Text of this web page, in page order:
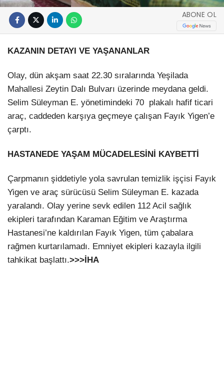
ABONE OL
KAZANIN DETAYI VE YAŞANANLAR
Olay, dün akşam saat 22.30 sıralarında Yeşilada
Mahallesi Zeytin Dalı Bulvarı üzerinde meydana geldi.
Selim Süleyman E. yönetimindeki 70 plakalı hafif ticari
araç, caddeden karşıya geçmeye çalışan Fayık Yigen’e
çarptı.
HASTANEDE YAŞAM MÜCADELESİNİ KAYBETTİ
Çarpmanın şiddetiyle yola savrulan temizlik işçisi Fayık
Yigen ve araç sürücüsü Selim Süleyman E. kazada
yaralandı. Olay yerine sevk edilen 112 Acil sağlık
ekipleri tarafından Karaman Eğitim ve Araştırma
Hastanesi’ne kaldırılan Fayık Yigen, tüm çabalara
rağmen kurtarılamadı. Emniyet ekipleri kazayla ilgili
tahkikat başlattı.>>>İHA